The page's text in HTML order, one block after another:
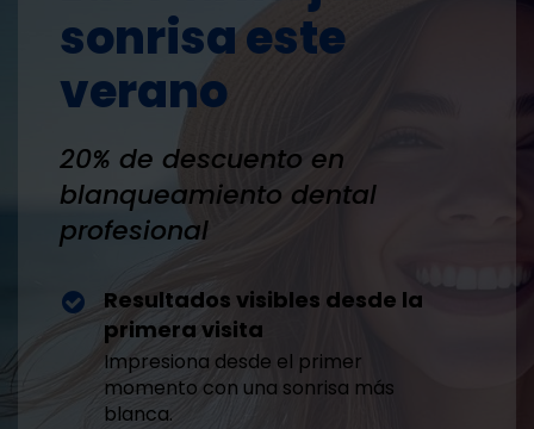
sonrisa este
verano
20% de descuento en
blanqueamiento dental
profesional
Resultados visibles desde la
primera visita
Impresiona desde el primer
momento con una sonrisa más
blanca.